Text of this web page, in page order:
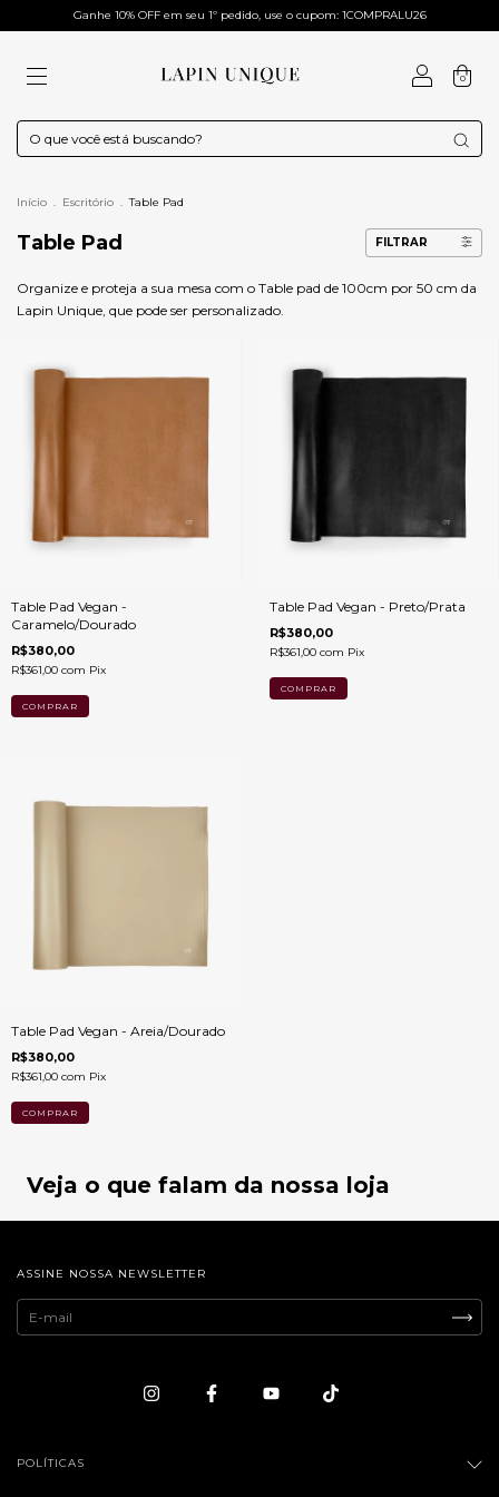
Ganhe 10% OFF em seu 1º pedido, use o cupom: 1COMPRALU26
0
Início . Escritório . Table Pad
Table Pad FILTRAR
Organize e proteja a sua mesa com o Table pad de 100cm por 50 cm da
Lapin Unique, que pode ser personalizado.
Table Pad Vegan -
Caramelo/Dourado
R$380,00
R$361,00 com Pix
Table Pad Vegan - Preto/Prata
R$380,00
R$361,00 com Pix
Table Pad Vegan - Areia/Dourado
R$380,00
R$361,00 com Pix
Veja o que falam da nossa loja
ASSINE NOSSA NEWSLETTER
POLÍTICAS